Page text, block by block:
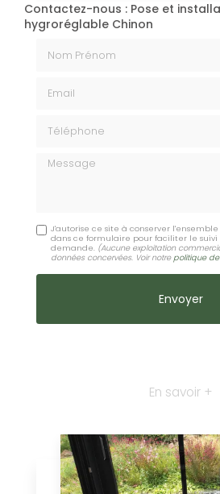
Contactez-nous : Pose et
hygroréglable Chinon
Message
J'autorise ce site à conserver
dans ce formulaire pour faciliter le
demande. (Aucune exploitation
données concervées. Voir notre politique
En savoir +